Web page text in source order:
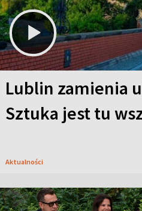
Lublin zamienia
Sztuka jest tu
Aktualności